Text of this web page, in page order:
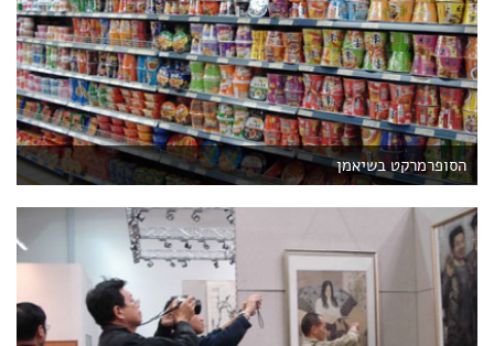
הסופרמרקט בשיאמן